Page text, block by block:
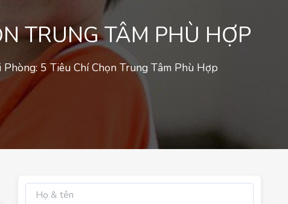
TRUNG TÂM PHÙ HỢP
5 Tiêu Chí Chọn Trung Tâm Phù Hợp